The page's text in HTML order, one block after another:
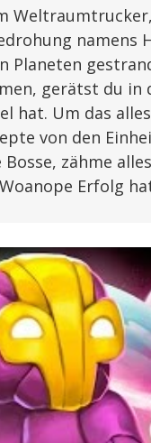
namens
Planeten
gerätst du in
hat. Um das
von den
zähme
Erfolg